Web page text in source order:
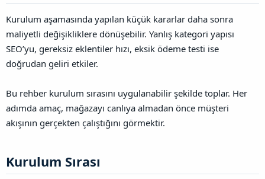
Kurulum aşamasında yapılan küçük kararlar daha sonra
maliyetli değişikliklere dönüşebilir. Yanlış kategori yapısı
SEO’yu, gereksiz eklentiler hızı, eksik ödeme testi ise
doğrudan geliri etkiler.
Bu rehber kurulum sırasını uygulanabilir şekilde toplar. Her
adımda amaç, mağazayı canlıya almadan önce müşteri
akışının gerçekten çalıştığını görmektir.
Kurulum Sırası​